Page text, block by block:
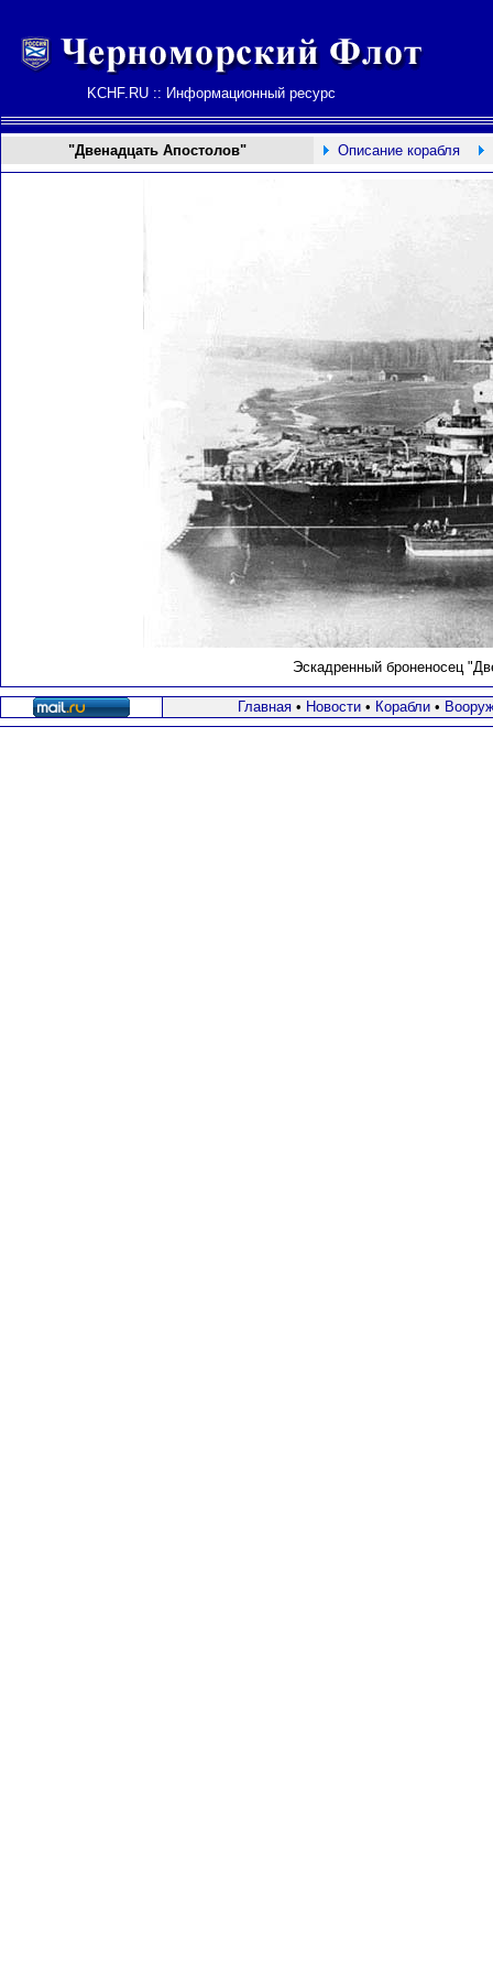
KCHF.RU :: Информационный ресурс
"Двенадцать Апостолов" Описание корабля
Эскадренный броненосец
Главная• Новости• Корабли•